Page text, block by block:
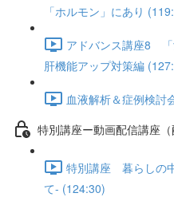
「ホルモン」にあり
アドバンス講座8 「
肝機能アップ対策編
血液解析＆症例検討
特別講座ー動画配信講座（
特別講座 暮らしの
て- (124:30)